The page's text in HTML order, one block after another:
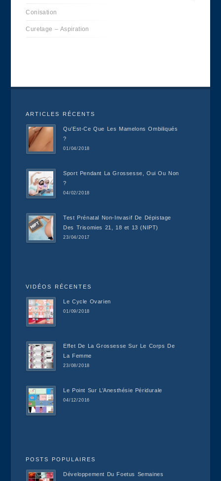
Conisation
Curetage – Aspiration
ARTICLES RÉCENTS
Qu’Est-Ce Que Les Mamelons Ombiliqués
?
01/04/2018
Sport Pendant La Grossesse, Oui Ou Non
?
04/02/2018
Test Prénatal Non-Invasif De Dépistage
Des Trisomies 21, 18 et 13 (NIPT)
23/04/2017
VIDÉOS RÉCENTES
Le Cycle Ovarien
01/09/2018
Effet De La Grossesse Sur Le Corps De
La Femme
23/08/2018
Le Point Sur L’Anesthésie Péridurale
04/12/2016
POSTS POPULAIRES
Développement Du Foetus Semaines